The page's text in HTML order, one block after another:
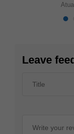
Leave